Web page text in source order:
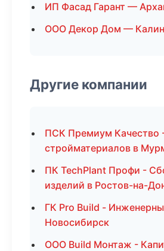
ИП Фасад Гарант —
ООО Декор Дом —
Другие компании
ПСК Премиум Качество
стройматериалов в
ПК TechPlant Профи -
изделий в Ростов-на-
ГК Pro Build -
Новосибирск
ООО Build Монтаж -